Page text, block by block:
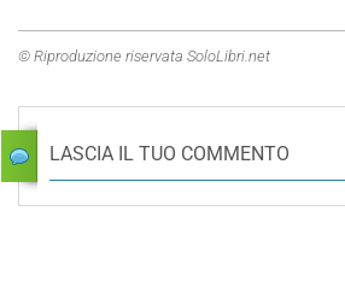
© Riproduzione riservata SoloLibri.net
LASCIA IL TUO COMMENTO